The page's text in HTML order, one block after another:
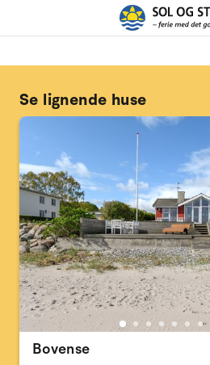
Se lignende huse
Bovense